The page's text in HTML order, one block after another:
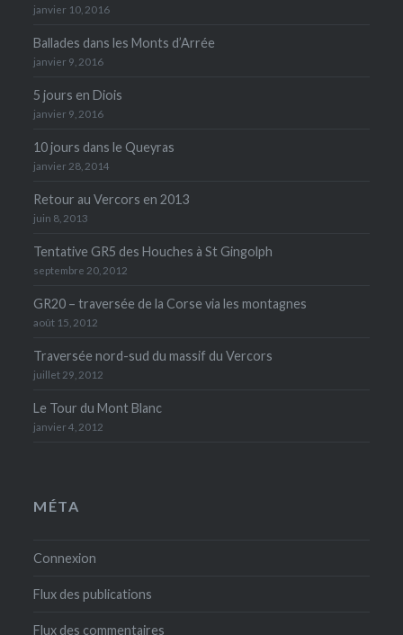
janvier 10, 2016
Ballades dans les Monts d’Arrée
janvier 9, 2016
5 jours en Diois
janvier 9, 2016
10 jours dans le Queyras
janvier 28, 2014
Retour au Vercors en 2013
juin 8, 2013
Tentative GR5 des Houches à St Gingolph
septembre 20, 2012
GR20 – traversée de la Corse via les montagnes
août 15, 2012
Traversée nord-sud du massif du Vercors
juillet 29, 2012
Le Tour du Mont Blanc
janvier 4, 2012
MÉTA
Connexion
Flux des publications
Flux des commentaires